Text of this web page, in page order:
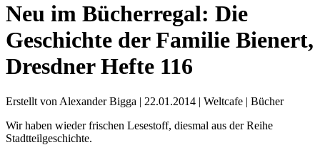
Neu im Bücherregal: Die
Geschichte der Familie Bienert,
Dresdner Hefte 116
Erstellt von Alexander Bigga | 22.01.2014 | Weltcafe | Bücher
Wir haben wieder frischen Lesestoff, diesmal aus der Reihe
Stadtteilgeschichte.